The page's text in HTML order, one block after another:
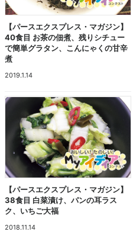
【パースエクスプレス・マガジン】
40食目 お茶の佃煮、残りシチュー
で簡単グラタン、こんにゃくの甘辛
煮
2019.1.14
【パースエクスプレス・マガジン】
38食目 白菜漬け、パンの耳ラス
ク、いちご大福
2018.11.14